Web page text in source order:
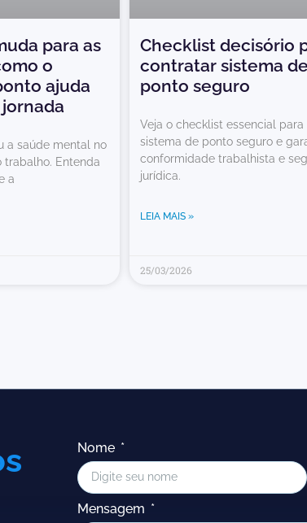
para as
o
ajuda
a saúde mental no
Entenda
a
Checklist decisório
contratar sistema
ponto seguro
Veja o checklist essencial
sistema de ponto seguro e
conformidade trabalhista e
jurídica.
LEIA MAIS »
25/03/2026
Nome
Mensagem